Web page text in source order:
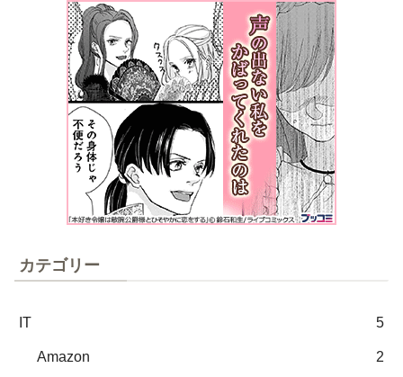
カテゴリー
IT 5
Amazon 2